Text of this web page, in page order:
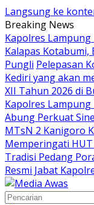
Langsung ke
Breaking News
Kapolres
Kalapas
Pungli Pelepasan
Kediri yang akan
XII Tahun 2026 di
Kapolres
Abung Perkuat
MTsN 2 Kanigoro
Memperingati HUT
Tradisi Pedang
Resmi Jabat